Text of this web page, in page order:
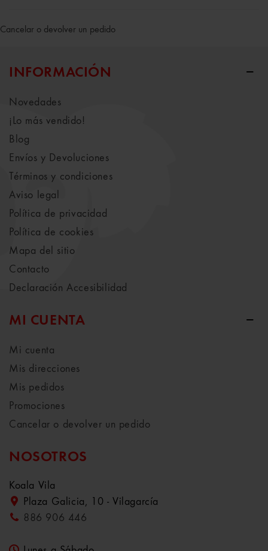
Cancelar o devolver un pedido
INFORMACIÓN
Novedades
¡Lo más vendido!
Blog
Envíos y Devoluciones
Términos y condiciones
Aviso legal
Política de privacidad
Política de cookies
Mapa del sitio
Contacto
Declaración Accesibilidad
MI CUENTA
Mi cuenta
Mis direcciones
Mis pedidos
Promociones
Cancelar o devolver un pedido
NOSOTROS
Koala Vila
Plaza Galicia, 10 - Vilagarcía
886 906 446